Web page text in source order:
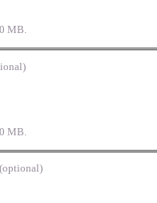
MB.
MB.
(optional)